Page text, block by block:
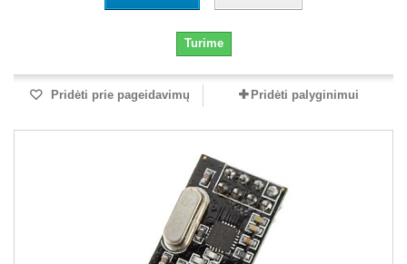
Turime
Pridėti prie pageidavimų Pridėti palyginimui